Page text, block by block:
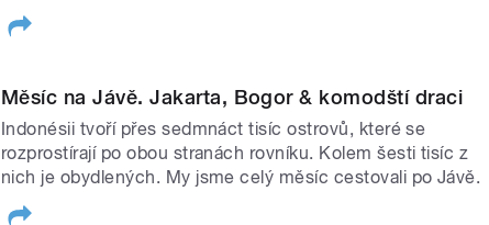
Měsíc na Jávě. Jakarta, Bogor & komodští draci
Indonésii tvoří přes sedmnáct tisíc ostrovů, které se
rozprostírají po obou stranách rovníku. Kolem šesti tisíc z
nich je obydlených. My jsme celý měsíc cestovali po Jávě.